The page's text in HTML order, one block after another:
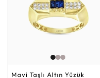
Mavi Taşlı Altın Yüzük